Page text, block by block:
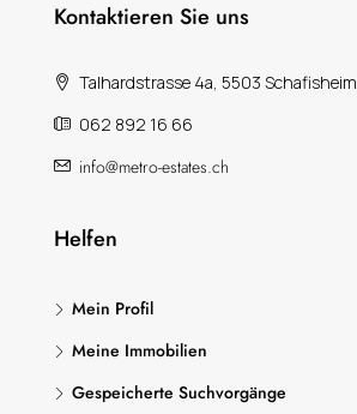
Kontaktieren Sie uns
Talhardstrasse 4a, 5503 Schafisheim
062 892 16 66
info@metro-estates.ch
Helfen
Mein Profil
Meine Immobilien
Gespeicherte Suchvorgänge